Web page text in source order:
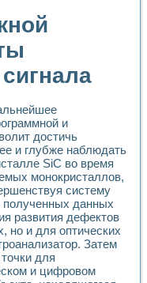
анализа в
программно -
газовых
тиристорным
INSTRUMENTS для
стенда для
рентгеновской диагностики
свойств
и развития
импедансный томограф на
характеризации
процессов получения
зрения для контроля
и
достичь
и глубже наблюдать
SiC во время
монокристаллов,
систему
полученных данных
развития дефектов
но и для оптических
Затем
для
и цифровом